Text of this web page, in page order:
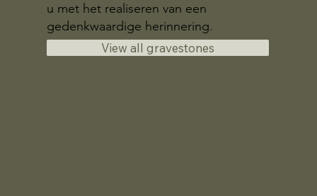
u met het realiseren van een
gedenkwaardige herinnering.
View all gravestones